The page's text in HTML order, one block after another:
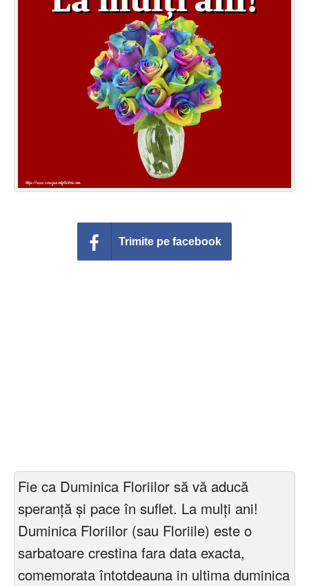
Trimite pe facebook
Fie ca Duminica Floriilor să vă aducă
speranță și pace în suflet. La mulți ani!
Duminica Floriilor (sau Floriile) este o
sarbatoare crestina fara data exacta,
comemorata întotdeauna in ultima duminica